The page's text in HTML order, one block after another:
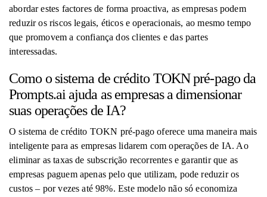
abordar estes factores de forma proactiva, as empresas podem
reduzir os riscos legais, éticos e operacionais, ao mesmo tempo
que promovem a confiança dos clientes e das partes
interessadas.
Como o sistema de crédito TOKN pré-pago da
Prompts.ai ajuda as empresas a dimensionar
suas operações de IA?
O sistema de crédito TOKN pré-pago oferece uma maneira mais
inteligente para as empresas lidarem com operações de IA. Ao
eliminar as taxas de subscrição recorrentes e garantir que as
empresas paguem apenas pelo que utilizam, pode reduzir os
custos – por vezes até 98%. Este modelo não só economiza